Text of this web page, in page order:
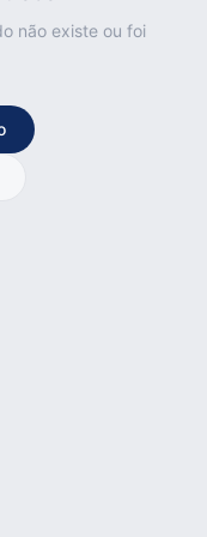
não existe ou foi